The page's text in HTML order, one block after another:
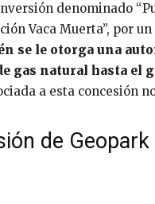
denominado
Vaca Muerta”, por un
se le otorga una
gas natural hasta el
a esta concesión
de Geopark